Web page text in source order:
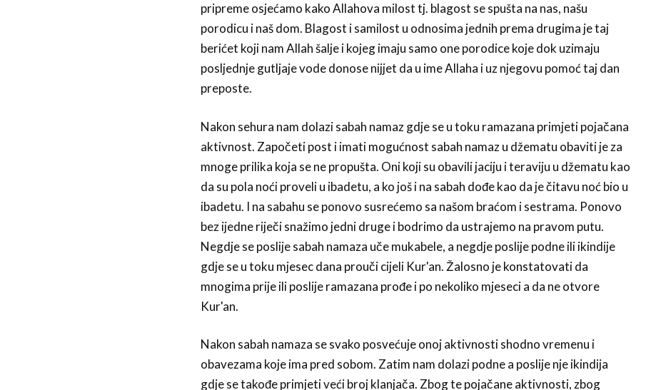
pripreme osjećamo kako Allahova milost tj. blagost se spušta na nas, našu
porodicu i naš dom. Blagost i samilost u odnosima jednih prema drugima je taj
berićet koji nam Allah šalje i kojeg imaju samo one porodice koje dok uzimaju
posljednje gutljaje vode donose nijjet da u ime Allaha i uz njegovu pomoć taj dan
preposte.
Nakon sehura nam dolazi sabah namaz gdje se u toku ramazana primjeti pojačana
aktivnost. Započeti post i imati mogućnost sabah namaz u džematu obaviti je za
mnoge prilika koja se ne propušta. Oni koji su obavili jaciju i teraviju u džematu kao
da su pola noći proveli u ibadetu, a ko još i na sabah dođe kao da je čitavu noć bio u
ibadetu. I na sabahu se ponovo susrećemo sa našom braćom i sestrama. Ponovo
bez ijedne riječi snažimo jedni druge i bodrimo da ustrajemo na pravom putu.
Negdje se poslije sabah namaza uče mukabele, a negdje poslije podne ili ikindije
gdje se u toku mjesec dana prouči cijeli Kur'an. Žalosno je konstatovati da
mnogima prije ili poslije ramazana prođe i po nekoliko mjeseci a da ne otvore
Kur'an.
Nakon sabah namaza se svako posvećuje onoj aktivnosti shodno vremenu i
obavezama koje ima pred sobom. Zatim nam dolazi podne a poslije nje ikindija
gdje se takođe primjeti veći broj klanjača. Zbog te pojačane aktivnosti, zbog